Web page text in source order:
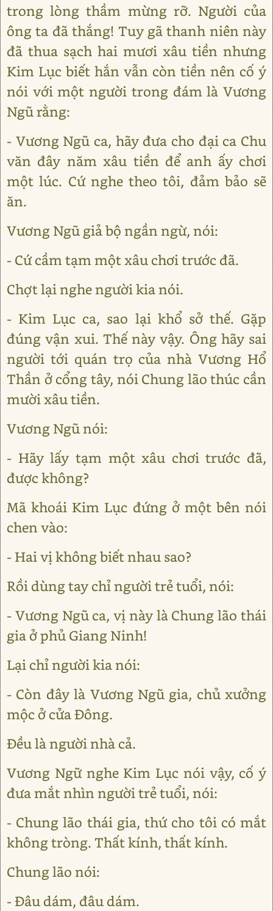
trong lòng thầm mừng rỡ. Người của
ông ta đã thắng! Tuy gã thanh niên này
đã thua sạch hai mươi xâu tiền nhưng
Kim Lục biết hắn vẫn còn tiền nên cố ý
nói với một người trong đám là Vương
Ngũ rằng:
- Vương Ngũ ca, hãy đưa cho đại ca Chu
văn đây năm xâu tiền để anh ấy chơi
một lúc. Cứ nghe theo tôi, đảm bảo sẽ
ăn.
Vương Ngũ giả bộ ngần ngừ, nói:
- Cứ cầm tạm một xâu chơi trước đã.
Chợt lại nghe người kia nói.
- Kim Lục ca, sao lại khổ sở thế. Gặp
đúng vận xui. Thế này vậy. Ông hãy sai
người tới quán trọ của nhà Vương Hổ
Thần ở cổng tây, nói Chung lão thúc cần
mười xâu tiền.
Vương Ngũ nói:
- Hãy lấy tạm một xâu chơi trước đã,
được không?
Mã khoái Kim Lục đứng ở một bên nói
chen vào:
- Hai vị không biết nhau sao?
Rồi dùng tay chỉ người trẻ tuổi, nói:
- Vương Ngũ ca, vị này là Chung lão thái
gia ở phủ Giang Ninh!
Lại chỉ người kia nói:
- Còn đây là Vương Ngũ gia, chủ xưởng
mộc ở cửa Đông.
Đều là người nhà cả.
Vương Ngữ nghe Kim Lục nói vậy, cố ý
đưa mắt nhìn người trẻ tuổi, nói:
- Chung lão thái gia, thứ cho tôi có mắt
không tròng. Thất kính, thất kính.
Chung lão nói:
- Đâu dám, đâu dám.